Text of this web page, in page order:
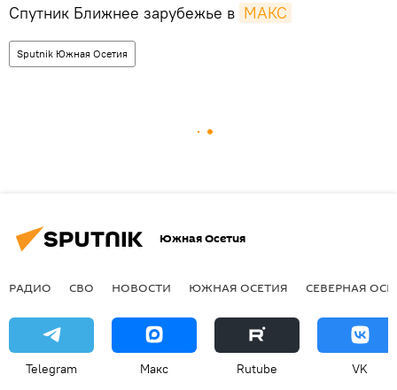
Спутник Ближнее зарубежье в MAКС
Sputnik Южная Осетия
Южная Осетия
РАДИО СВО НОВОСТИ ЮЖНАЯ ОСЕТИЯ СЕВЕРНАЯ
Telegram Макс Rutube VK